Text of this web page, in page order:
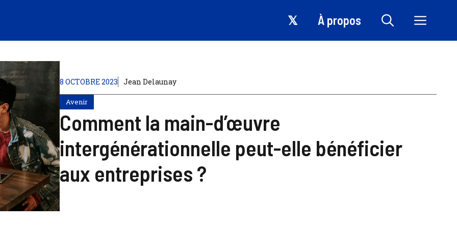
𝕏 À propos
8 OCTOBRE 2023 Jean Delaunay
Avenir
Comment la main-d’œuvre
intergénérationnelle peut-elle bénéficier
aux entreprises ?